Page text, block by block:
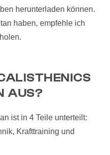
herunterladen können.
haben, empfehle ich
AUS?
ist in 4 Teile unterteilt:
Krafttraining und